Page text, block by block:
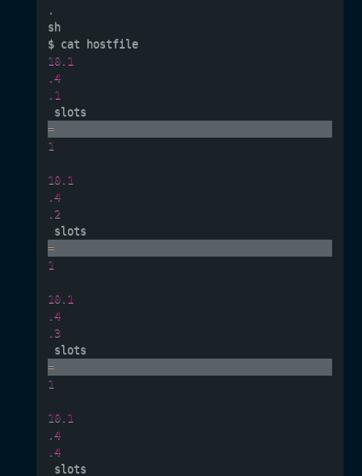
.
sh
$ cat hostfile
10.1
.4
.1
slots
=
1
10.1
.4
.2
slots
=
1
10.1
.4
.3
slots
=
1
10.1
.4
.4
slots